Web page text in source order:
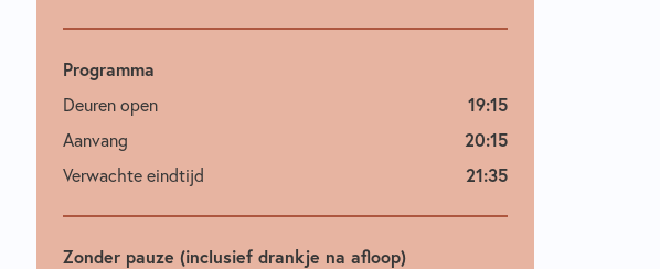
Programma
Deuren open
Aanvang
Verwachte eindtijd
19:15
20:15
21:35
Zonder pauze (inclusief drankje na afloop)